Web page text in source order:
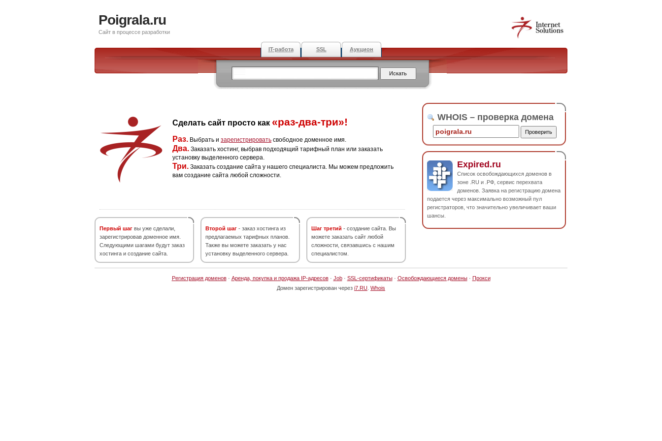
Poigrala.ru
Сайт в процессе разработки
IT-работа SSL Аукцион
Сделать сайт просто как «раз-два-три»!
Раз. Выбрать и зарегистрировать свободное доменное имя.
Два. Заказать хостинг, выбрав подходящий тарифный план или заказать
установку выделенного сервера.
Три. Заказать создание сайта у нашего специалиста. Мы можем предложить
вам создание сайта любой сложности.
Первый шаг вы уже сделали,
зарегистрировав доменное имя.
Следующими шагами будут заказ
хостинга и создание сайта.
Второй шаг - заказ хостинга из
предлагаемых тарифных планов.
Также вы можете заказать у нас
установку выделенного сервера.
Шаг третий - создание сайта. Вы
можете заказать сайт любой
сложности, связавшись с нашим
специалистом.
WHOIS – проверка домена
Expired.ru
Список освобождающихся доменов в
зоне .RU и .РФ, сервис перехвата
доменов. Заявка на регистрацию домена
подается через максимально возможный пул
регистраторов, что значительно увеличивает ваши
шансы.
Регистрация доменов· Аренда, покупка и продажа IP-адресов· Job· SSL-сертификаты· Освобождающиеся домены· Прокси
Домен зарегистрирован через i7.RU Whois